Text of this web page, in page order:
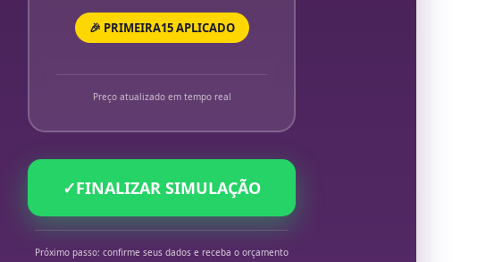
🎉 PRIMEIRA15 APLICADO
Preço atualizado em tempo real
✓FINALIZAR SIMULAÇÃO
Próximo passo: confirme seus dados e receba o orçamento